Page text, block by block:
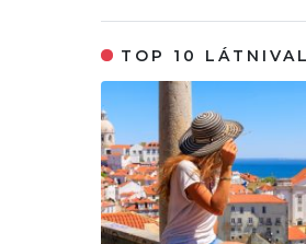
TOP 10